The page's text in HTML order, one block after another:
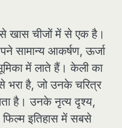
खास चीजों में से एक है।
सामान्य आकर्षण, ऊर्जा
में लाते हैं। केली का
भरा है, जो उनके चरित्र
है। उनके नृत्य दृश्य,
इतिहास में सबसे